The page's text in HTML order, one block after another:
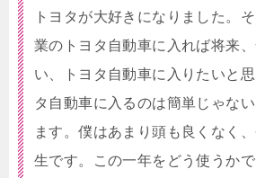
トヨタが大好きになりました。
業のトヨタ自動車に入れば将来
い、トヨタ自動車に入りたいと
タ自動車に入るのは簡単じゃな
ます。僕はあまり頭も良くなく
生です。この一年をどう使うか